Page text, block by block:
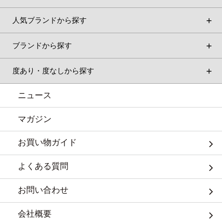
人気ブランドから探す
ブランドから探す
度あり・度なしから探す
ニュース
マガジン
お買い物ガイド
よくある質問
お問い合わせ
会社概要